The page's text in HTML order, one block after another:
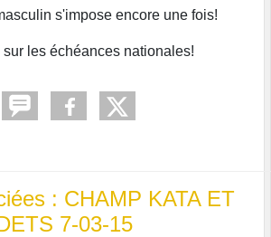
s'impose encore une fois!
sur les échéances nationales!
: CHAMP KATA ET
7-03-15